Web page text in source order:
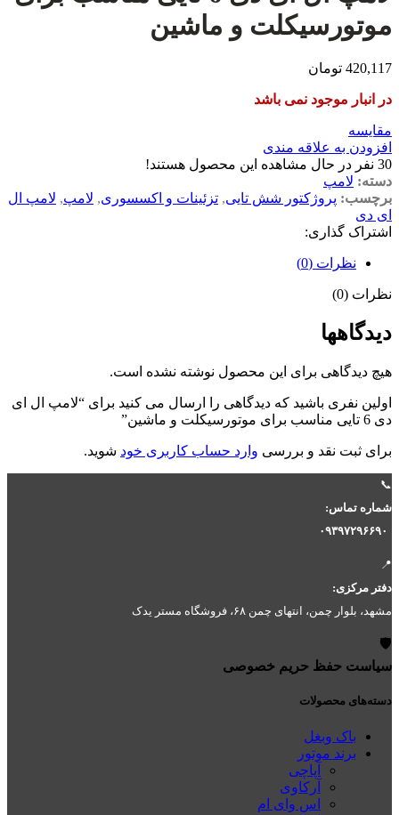
موتورسیکلت و ماشین
420,117 تومان
در انبار موجود نمی باشد
مقایسه
افزودن به علاقه مندی
30 نفر در حال مشاهده این محصول هستند!
دسته: لامپ
برچسب: پروژکتور شش تایی, تزئینات و اکسسوری, لامپ, لامپ ال
ای دی
اشتراک گذاری:
نظرات (0)
نظرات (0)
دیدگاهها
هیچ دیدگاهی برای این محصول نوشته نشده است.
اولین نفری باشید که دیدگاهی را ارسال می کنید برای “لامپ ال ای
دی 6 تایی مناسب برای موتورسیکلت و ماشین”
برای ثبت نقد و بررسی وارد حساب کاربری خود شوید.
📞
شماره تماس:
۰۹۳۹۷۲۹۶۶۹۰
📍
دفتر مرکزی:
مشهد، بلوار چمن، انتهای چمن ۶۸، فروشگاه مستر یدک
🛡️
سیاست حفظ حریم خصوصی
دسته‌های محصولات
باک وبغل
برند موتور
آپاچی
آرکاوی
اس وای ام